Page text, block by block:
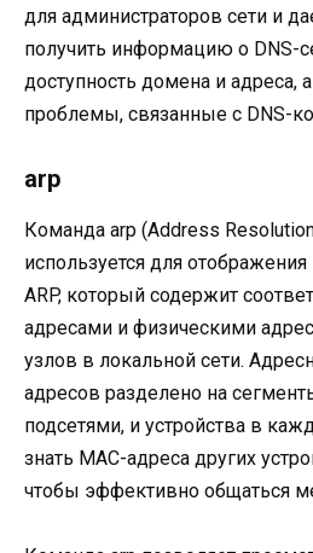
для администраторов сети и
получить информацию о DNS-
доступность домена и адреса,
проблемы, связанные с DNS-
arp
Команда arp (Address
используется для
ARP, который содержит
адресами и физическими
узлов в локальной сети.
адресов разделено на
подсетями, и устройства в
знать MAC-адреса других
чтобы эффективно общаться